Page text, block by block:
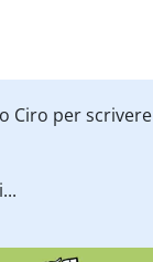
Ciro per